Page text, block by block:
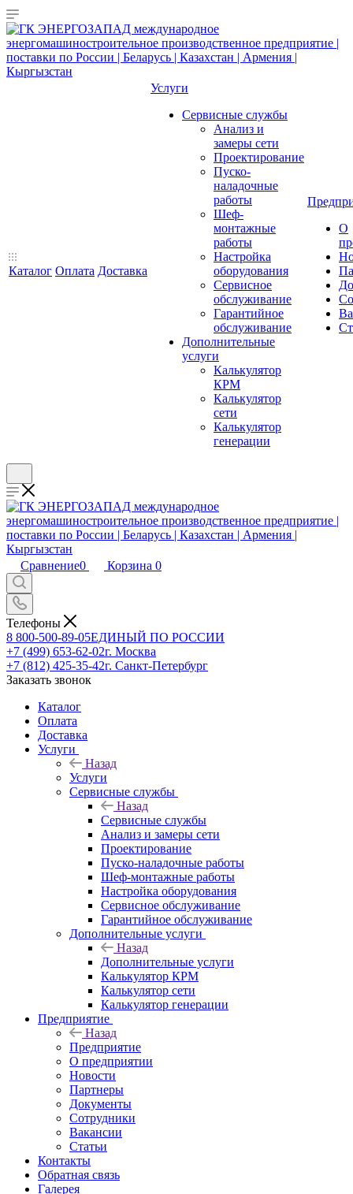
Каталог Оплата Доставка
Услуги
Сервисные службы
Анализ и
замеры сети
Проектирование
Пуско-
наладочные
работы
Шеф-
монтажные
работы
Настройка
оборудования
Сервисное
обслуживание
Гарантийное
обслуживание
Дополнительные
услуги
Калькулятор
КРМ
Калькулятор
сети
Калькулятор
генерации
О
Сравнение0 Корзина 0
Телефоны
8 800-500-89-05ЕДИНЫЙ ПО РОССИИ
+7 (499) 653-62-02г. Москва
+7 (812) 425-35-42г. Санкт-Петербург
Заказать звонок
Каталог
Оплата
Доставка
Услуги
Назад
Услуги
Сервисные службы
Назад
Сервисные службы
Анализ и замеры сети
Проектирование
Пуско-наладочные работы
Шеф-монтажные работы
Настройка оборудования
Сервисное обслуживание
Гарантийное обслуживание
Дополнительные услуги
Назад
Дополнительные услуги
Калькулятор КРМ
Калькулятор сети
Калькулятор генерации
Предприятие
Назад
Предприятие
О предприятии
Новости
Партнеры
Документы
Сотрудники
Вакансии
Статьи
Контакты
Обратная связь
Галерея